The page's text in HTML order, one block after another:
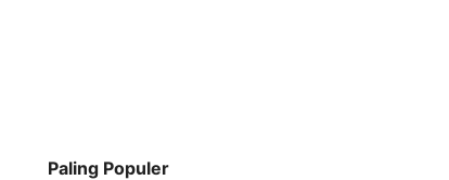
Paling Populer